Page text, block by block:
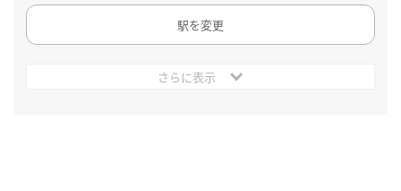
駅を変更
さらに表示